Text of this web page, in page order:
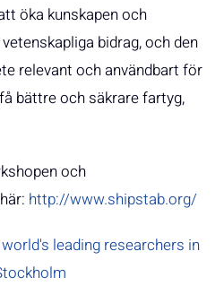
öka kunskapen och
bidrag, och den
relevant och användbart för
bättre och säkrare fartyg,
och
http://www.shipstab.org/
leading researchers in